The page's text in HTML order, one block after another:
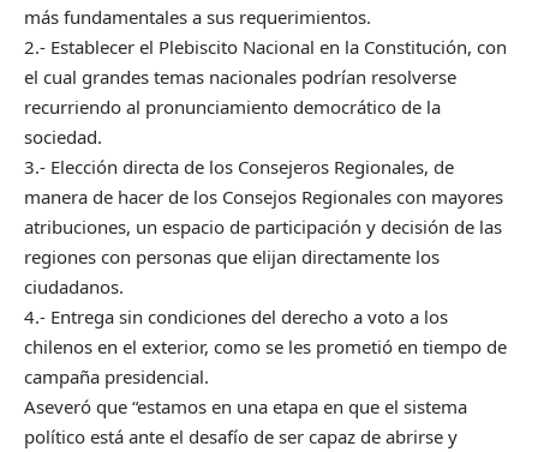
más fundamentales a sus requerimientos.
2.- Establecer el Plebiscito Nacional en la Constitución, con
el cual grandes temas nacionales podrían resolverse
recurriendo al pronunciamiento democrático de la
sociedad.
3.- Elección directa de los Consejeros Regionales, de
manera de hacer de los Consejos Regionales con mayores
atribuciones, un espacio de participación y decisión de las
regiones con personas que elijan directamente los
ciudadanos.
4.- Entrega sin condiciones del derecho a voto a los
chilenos en el exterior, como se les prometió en tiempo de
campaña presidencial.
Aseveró que “estamos en una etapa en que el sistema
político está ante el desafío de ser capaz de abrirse y